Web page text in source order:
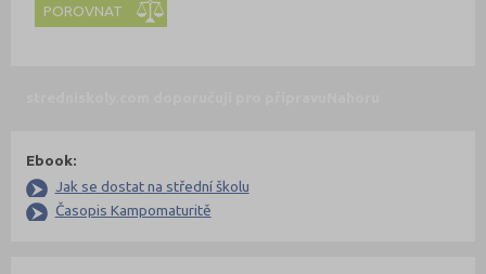
POROVNAT
Ebook:
Jak se dostat na střední školu
Časopis Kampomaturitě